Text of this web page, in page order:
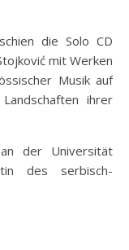
die Solo CD
mit Werken
Musik auf
ihrer
der Universität
des serbisch-